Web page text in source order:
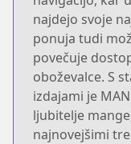
najdejo svoje
ponuja tudi
povečuje
oboževalce. S
izdajami je
ljubitelje
najnovejšimi